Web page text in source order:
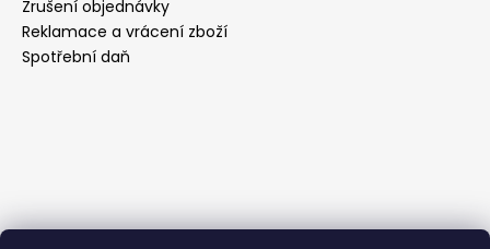
Zrušení objednávky
Reklamace a vrácení zboží
Spotřební daň